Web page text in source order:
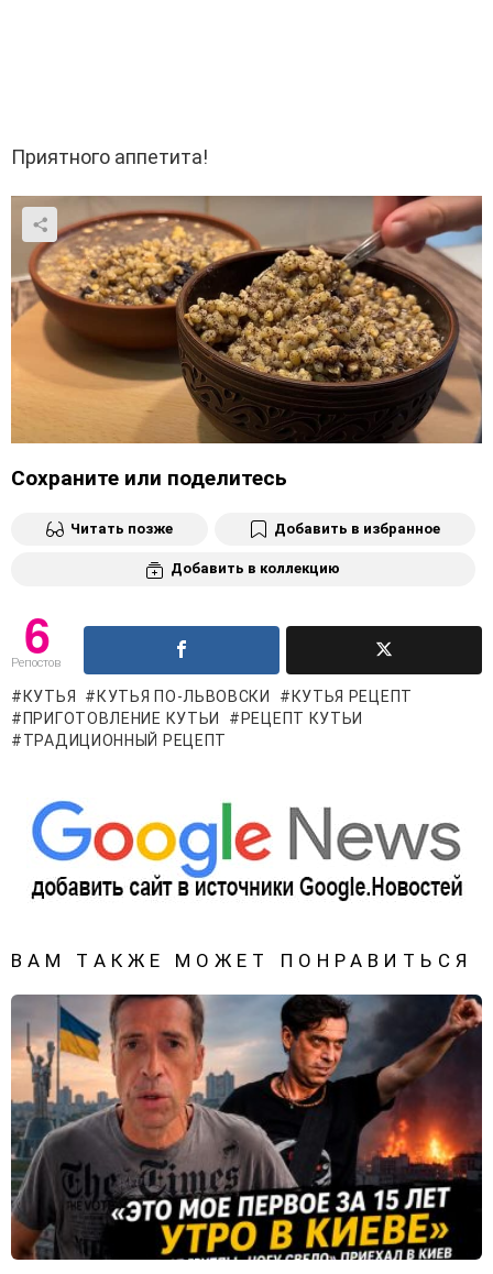
Приятного аппетита!
Сохраните или поделитесь
Читать позже Добавить в избранное
Добавить в коллекцию
6
Репостов
КУТЬЯ КУТЬЯ ПО-ЛЬВОВСКИ
КУТЬЯ РЕЦЕПТ
ПРИГОТОВЛЕНИЕ КУТЬИ
РЕЦЕПТ КУТЬИ
ТРАДИЦИОННЫЙ РЕЦЕПТ
ВАМ ТАКЖЕ МОЖЕТ ПОНРАВИТЬСЯ